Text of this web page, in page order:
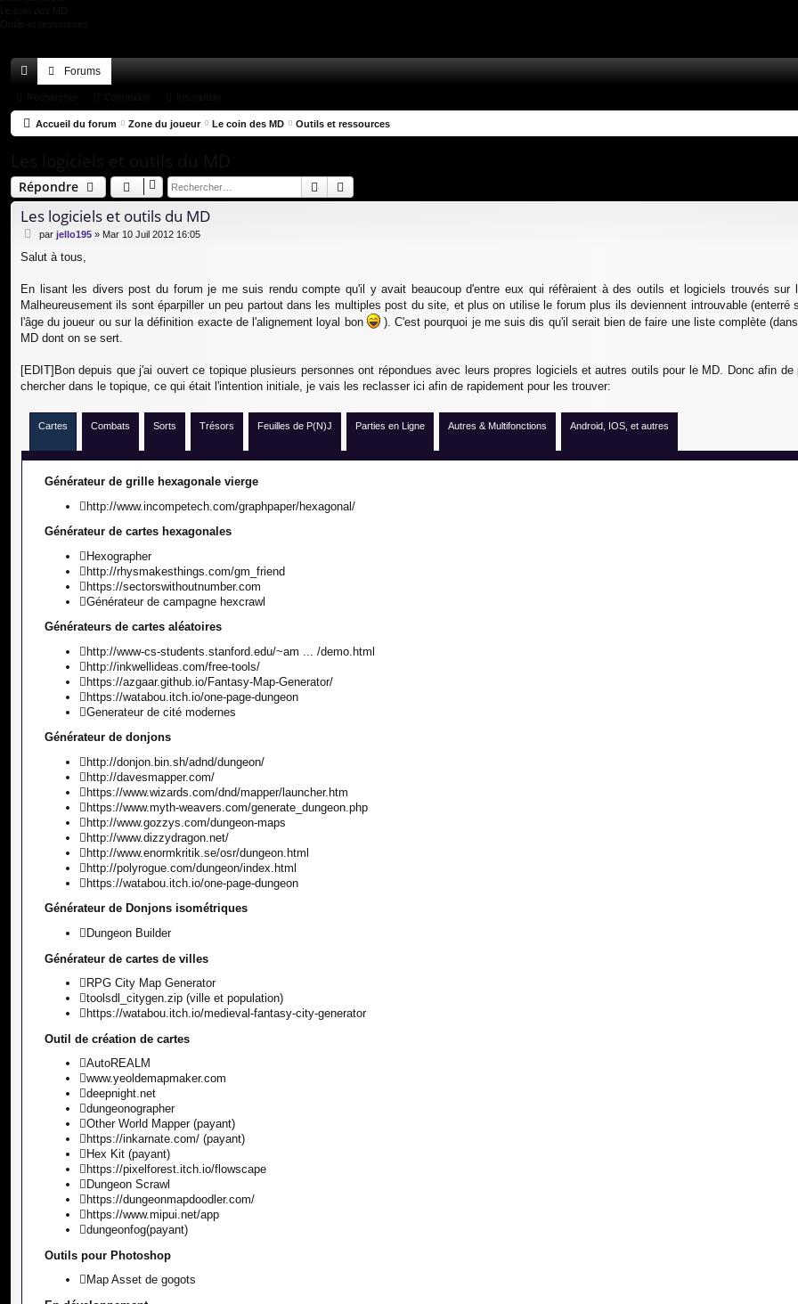
co
ci
s
Forums
Accueil du forum Zone du joueur Le coin des MD Outils et ressources
Répondre Rechercher
Les logiciels et outils du MD
M
s
a
g
par jello195 » Mar 10 Juil 2012 16:05
Salut à tous,
En lisant les divers post du forum je me suis rendu compte qu'il y avait beaucoup d'entre eux qui réfèraient à des outils et logiciels trouvés sur
Malheureusement ils sont éparpiller un peu partout dans les multiples post du site, et plus on utilise le forum plus ils deviennent introuvable (enterré
l'âge du joueur ou sur la définition exacte de l'alignement loyal bon
). C'est pourquoi je me suis dis qu'il serait bien de faire une liste complète
MD dont on se sert.
[EDIT]Bon depuis que j'ai ouvert ce topique plusieurs personnes ont répondues avec leurs propres logiciels et autres outils pour le MD. Donc afin
chercher dans le topique, ce qui était l'intention initiale, je vais les reclasser ici afin de rapidement pour les trouver:
Cartes Combats Sorts Trésors Feuilles de P(N)J Parties en Ligne Autres & Multifonctions Android, IOS, et autres
Générateur de grille hexagonale vierge
http://www.incompetech.com/graphpaper/hexagonal/
Générateur de cartes hexagonales
Hexographer
http://rhysmakesthings.com/gm_friend
https://sectorswithoutnumber.com
Générateur de campagne hexcrawl
Générateurs de cartes aléatoires
http://www-cs-students.stanford.edu/~am ... /demo.html
http://inkwellideas.com/free-tools/
https://azgaar.github.io/Fantasy-Map-Generator/
https://watabou.itch.io/one-page-dungeon
Generateur de cité modernes
Générateur de donjons
http://donjon.bin.sh/adnd/dungeon/
http://davesmapper.com/
https://www.wizards.com/dnd/mapper/launcher.htm
https://www.myth-weavers.com/generate_dungeon.php
http://www.gozzys.com/dungeon-maps
http://www.dizzydragon.net/
http://www.enormkritik.se/osr/dungeon.html
http://polyrogue.com/dungeon/index.html
https://watabou.itch.io/one-page-dungeon
Générateur de Donjons isométriques
Dungeon Builder
Générateur de cartes de villes
RPG City Map Generator
toolsdl_citygen.zip (ville et population)
https://watabou.itch.io/medieval-fantasy-city-generator
Outil de création de cartes
AutoREALM
www.yeoldemapmaker.com
deepnight.net
dungeonographer
Other World Mapper(payant)
https://inkarnate.com/ (payant)
Hex Kit (payant)
https://pixelforest.itch.io/flowscape
Dungeon Scrawl
https://dungeonmapdoodler.com/
https://www.mipui.net/app
dungeonfog(payant)
Outils pour Photoshop
Map Asset de gogots